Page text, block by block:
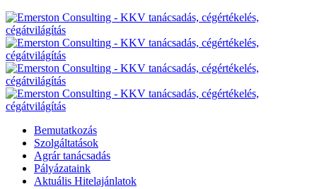
Bemutatkozás
Szolgáltatások
Agrár tanácsadás
Pályázataink
Aktuális Hitelajánlatok